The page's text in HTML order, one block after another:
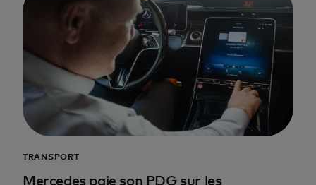
TRANSPORT
Mercedes paie son PDG sur les